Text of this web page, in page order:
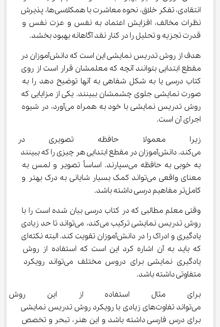
انتقادی، تفکر خلاق، نحوه معاشرت با همکلاسی‌ها، پذیرش
نظرات مخالف، افزایش اعتماد به نفس و عزت نفس و
قدرت تجزیه و تحلیل را در کنار نقد آگاهانه بهبود بخشد.
هدف از روش تدریس نمایشی این است که دانش‌آموزان در
مقطع ابتدایی بتوانند آنچه که معلمشان قرار است از روی
کتاب درسی یا به شکل شفاهی به آنها توضیح دهد را به
صورت نمایشی جلوی چشمشان ببینند. یکی از مزایایی که
روش تدریس نمایشی با خود به همراه می‌آورد، در شیوه
اجرای آن است.
زیرا معمولا حافظه تصویری
می‌کند. دانش‌آموزان در مقطع ابتدایی هر چیزی را که ببینند
به خوبی به حافظه می‌سپارند. اساساً تصویر و لمس به
معنای واقعی می‌تواند کمک بسیار شایانی به درک بهتر و
کامل‌تر مفاهیم درسی داشته باشد.
وقتی معلم مطالبی که در کتاب درسی بیان شده است را با
روش تدریس نمایشی ترکیب می‌کند، می‌تواند تا حد زیادی
یادگیری و ادراک را در دانش‌آموزان تقویت کند. البته نکته‌ای
که باید به آن اشاره کرد این است که استفاده از روش
یادگیری نمایشی برای دروس مختلف می‌تواند رویکرد
متفاوتی داشته باشد.
برای مثال استفاده از این
می‌تواند تفاوت‌های زیادی با رویکرد روش تدریس نمایشی
برای درس فارسی داشته باشد و این هنر، تبحر و تخصص